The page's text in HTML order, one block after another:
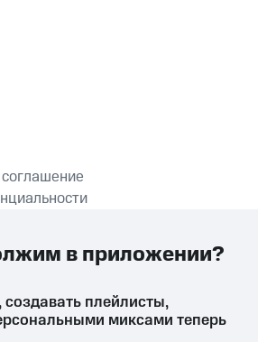
ПРИЛОЖЕНИЕ
плейлисты,
миксами теперь